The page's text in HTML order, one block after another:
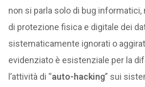
non si parla solo di bug informatici,
di protezione fisica e digitale dei
sistematicamente ignorati o
evidenziato è esistenziale per la
l’attività di “auto-hacking” sui